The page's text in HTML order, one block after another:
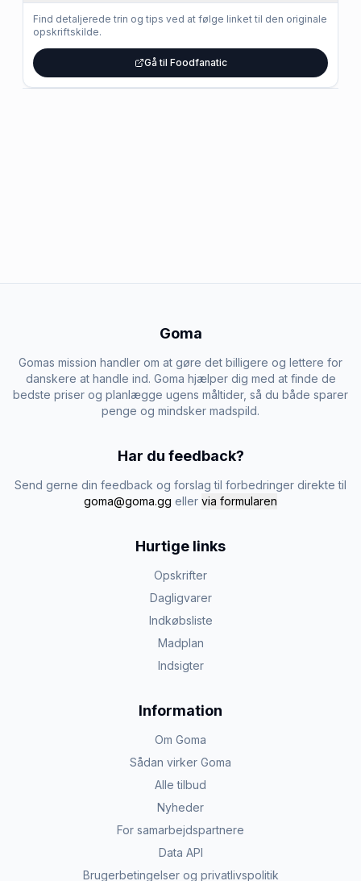
Find detaljerede trin og tips ved at følge linket til den originale
opskriftskilde.
Gå til Foodfanatic
Goma
Gomas mission handler om at gøre det billigere og lettere for
danskere at handle ind. Goma hjælper dig med at finde de
bedste priser og planlægge ugens måltider, så du både sparer
penge og mindsker madspild.
Har du feedback?
Send gerne din feedback og forslag til forbedringer direkte til
goma@goma.gg eller via formularen
Hurtige links
Opskrifter
Dagligvarer
Indkøbsliste
Madplan
Indsigter
Information
Om Goma
Sådan virker Goma
Alle tilbud
Nyheder
For samarbejdspartnere
Data API
Brugerbetingelser og privatlivspolitik